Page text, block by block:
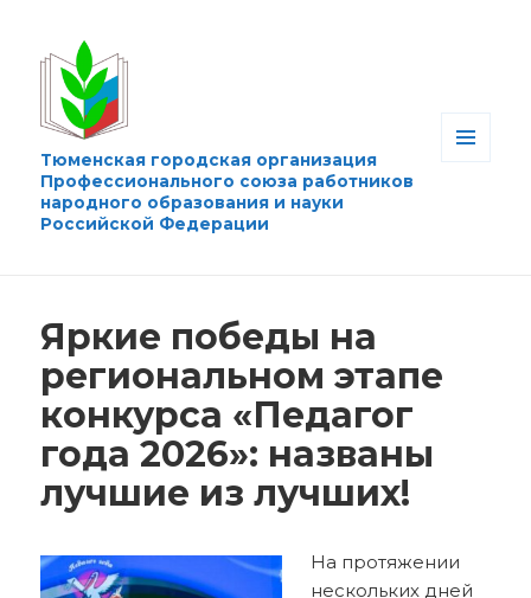
Тюменская городская организация
Профессионального союза работников
народного образования и науки
Российской Федерации
Яркие победы на
региональном этапе
конкурса «Педагог
года 2026»: названы
лучшие из лучших!
На протяжении
нескольких дней